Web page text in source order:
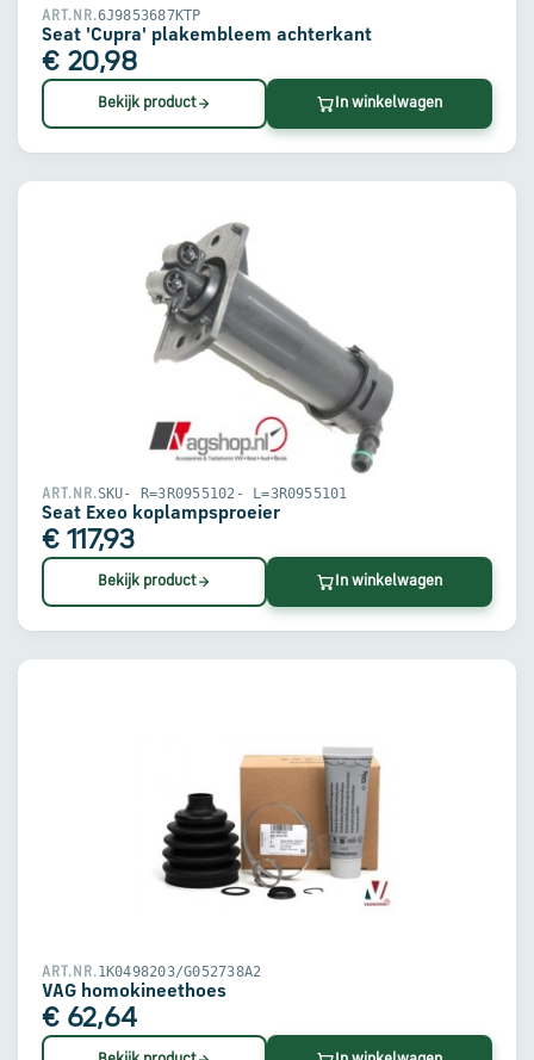
ART.NR.6J9853687KTP
Seat 'Cupra' plakembleem achterkant
€ 20,98
Bekijk product In winkelwagen
ART.NR.SKU- R=3R0955102- L=3R0955101
Seat Exeo koplampsproeier
€ 117,93
Bekijk product In winkelwagen
ART.NR.1K0498203/G052738A2
VAG homokineethoes
€ 62,64